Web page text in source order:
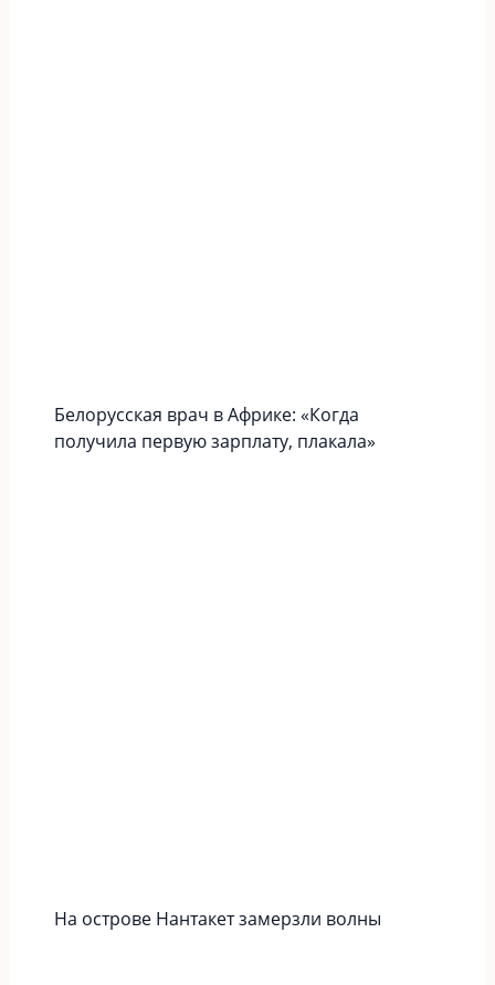
Белорусская врач в Африке: «Когда
получила первую зарплату, плакала»
На острове Нантакет замерзли волны